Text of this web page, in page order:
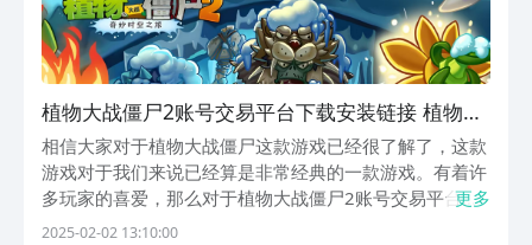
植物大战僵尸2账号交易平台下载安装链接 植物大
战僵尸2账号在哪里买
相信大家对于植物大战僵尸这款游戏已经很了解了，这款
游戏对于我们来说已经算是非常经典的一款游戏。有着许
多玩家的喜爱，那么对于植物大战僵尸2账号交易平台有
哪些呢？因为现在有很多玩家都想通过购买一些产品号去
更多
2025-02-02 13:10:00